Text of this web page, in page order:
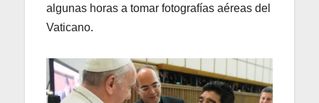
algunas horas a tomar fotografías aéreas del
Vaticano.